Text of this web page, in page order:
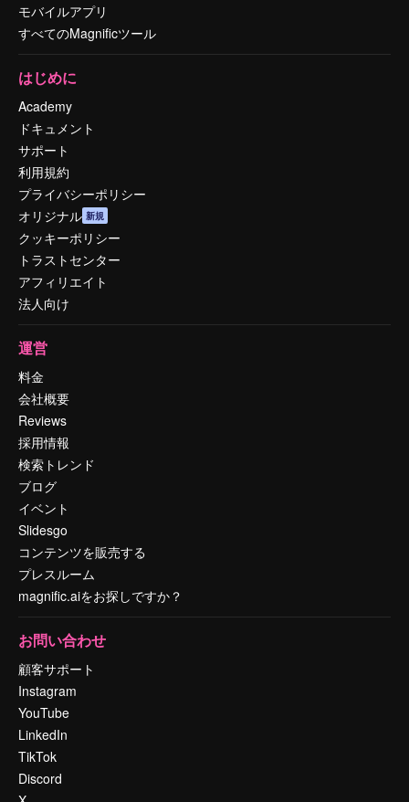
モバイルアプリ
すべてのMagnificツール
はじめに
Academy
ドキュメント
サポート
利用規約
プライバシーポリシー
オリジナル 新規
クッキーポリシー
トラストセンター
アフィリエイト
法人向け
運営
料金
会社概要
Reviews
採用情報
検索トレンド
ブログ
イベント
Slidesgo
コンテンツを販売する
プレスルーム
magnific.aiをお探しですか？
お問い合わせ
顧客サポート
Instagram
YouTube
LinkedIn
TikTok
Discord